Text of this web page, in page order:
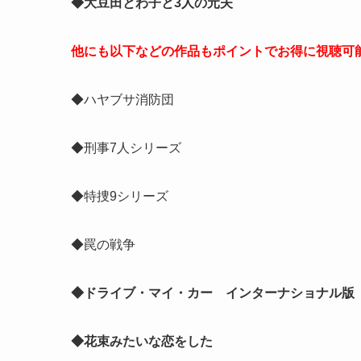
◆大豆田とわ子と3人の元夫
他にも以下などの作品もポイントでお得に視聴可
◆ハヤブサ消防団
◆刑事7人シリーズ
◆特捜9シリーズ
◆罠の戦争
◆ドライブ・マイ・カー インターナショナル版
◆花束みたいな恋をした